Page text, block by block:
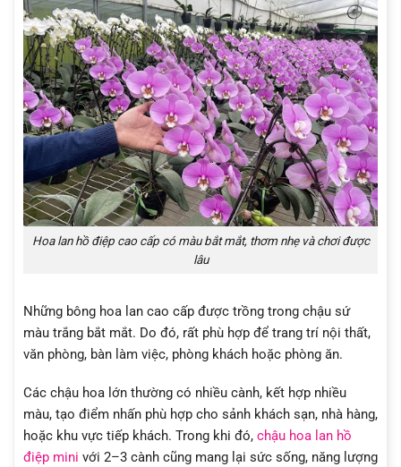
Hoa lan hồ điệp cao cấp có màu bắt mắt, thơm nhẹ và chơi được
lâu
Những bông hoa lan cao cấp được trồng trong chậu sứ
màu trắng bắt mắt. Do đó, rất phù hợp để trang trí nội thất,
văn phòng, bàn làm việc, phòng khách hoặc phòng ăn.
Các chậu hoa lớn thường có nhiều cành, kết hợp nhiều
màu, tạo điểm nhấn phù hợp cho sảnh khách sạn, nhà hàng,
hoặc khu vực tiếp khách. Trong khi đó, chậu hoa lan hồ
điệp mini với 2–3 cành cũng mang lại sức sống, năng lượng